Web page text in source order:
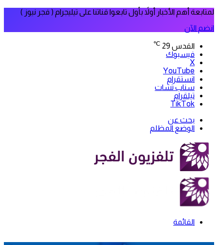
لمتابعة أهم الأخبار أولاً بأول تابعوا قناتنا على تيليجرام ( فجر نيوز )
انضم الآن
القدس 29
℃
فيسبوك
‫X
‫YouTube
انستقرام
سناب تشات
تيلقرام
‫TikTok
بحث عن
الوضع المظلم
القائمة